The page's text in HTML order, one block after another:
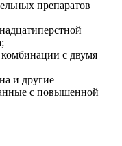
препаратов
с двумя
и другие
с повышенной